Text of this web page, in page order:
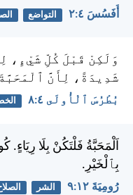
أَفَسُسَ ٤:‏٢ التواضع
وَلَكِنْ قَبْلَ كُلِّ شَيْءٍ،
شَدِيدَةً، لِأَنَّ
بُطْرُسَ ٱلْأُولَى ٤:‏٨
اَلْمَحَبَّةُ فَلْتَكُنْ بِلَا
بِٱلْخَيْرِ.
رُومِيَةَ ١٢:‏٩ الشر